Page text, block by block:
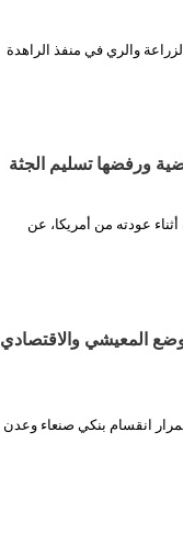
والري في منفذ الراهدة
ورفضها تسليم الجثة
عودته من أمريكا، عن
المعيشي والاقتصادي
انقسام بنكي صنعاء وعدن